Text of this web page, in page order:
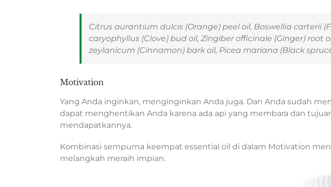
Citrus aurantium dulcis (Orange) peel oil, Boswellia carterii
caryophyllus (Clove) bud oil, Zingiber officinale (Ginger) root
zeylanicum (Cinnamon) bark oil, Picea mariana (Black
Motivation
Yang Anda inginkan, menginginkan Anda juga. Dan Anda sudah
dapat menghentikan Anda karena ada api yang membara dan
mendapatkannya.
Kombinasi sempurna keempat essential oil di dalam Motivation
melangkah meraih impian.